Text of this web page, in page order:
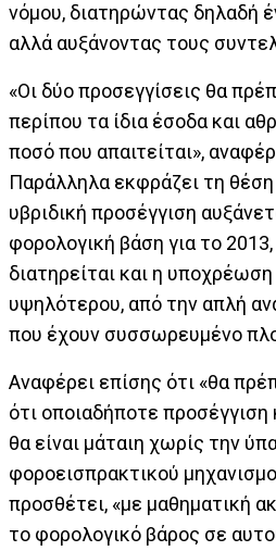
νόμου, διατηρώντας δηλαδή
αλλά αυξάνοντας τους
«Oι δύο προσεγγίσεις θα
περίπου τα ίδια έσοδα και
ποσό που απαιτείται»,
Παράλληλα εκφράζει τη
υβριδική προσέγγιση
φορολογική βάση για το
διατηρείται και η
υψηλότερου, από την απλή
που έχουν συσσωρευμένο
Αναφέρει επίσης ότι «θα
ότι οποιαδήποτε προσέγγιση
θα είναι μάταιη χωρίς την
φοροεισπρακτικού
προσθέτει, «με μαθηματική
το φορολογικό βάρος σε